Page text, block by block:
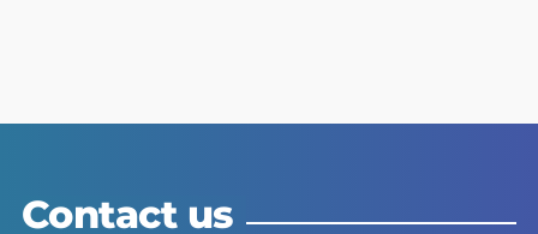
Contact us